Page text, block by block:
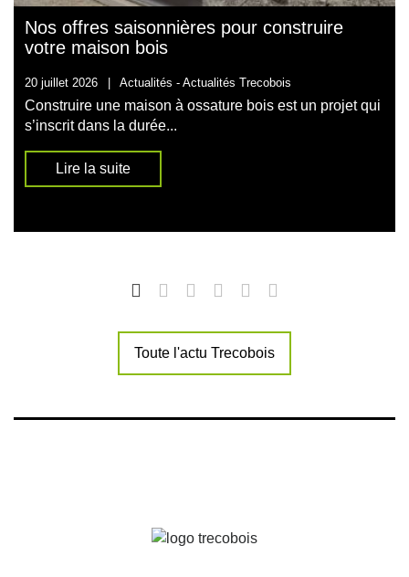
Nos offres saisonnières pour construire
votre maison bois
20 juillet 2026 Actualités - Actualités Trecobois
Construire une maison à ossature bois est un projet qui
s’inscrit dans la durée...
Lire la suite
Toute l'actu Trecobois